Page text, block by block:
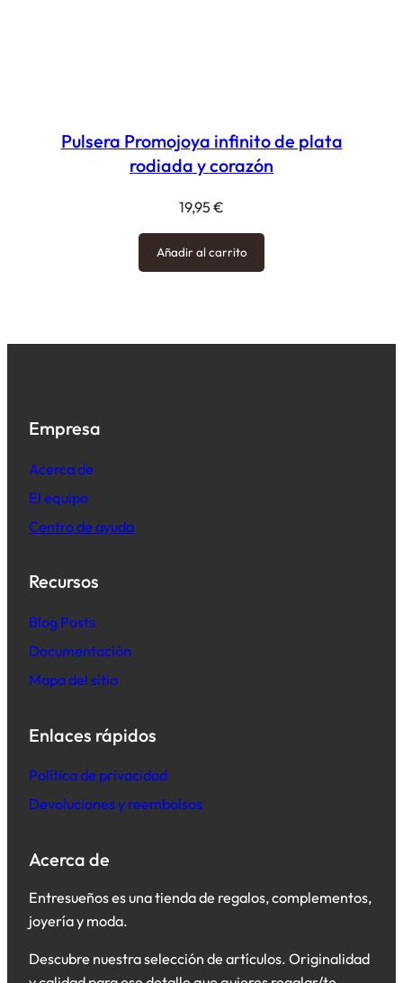
Pulsera Promojoya infinito de plata
rodiada y corazón
19,95€
Añadir al carrito
Empresa
Acerca de
El equipo
Centro de ayuda
Recursos
Blog Posts
Documentación
Mapa del sitio
Enlaces rápidos
Política de privacidad
Devoluciones y reembolsos
Acerca de
Entresueños es una tienda de regalos, complementos,
joyería y moda.
Descubre nuestra selección de artículos. Originalidad